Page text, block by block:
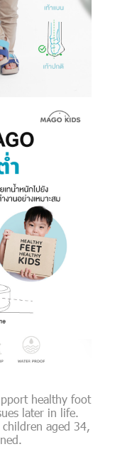
healthy foot
later in life.
aged 34,